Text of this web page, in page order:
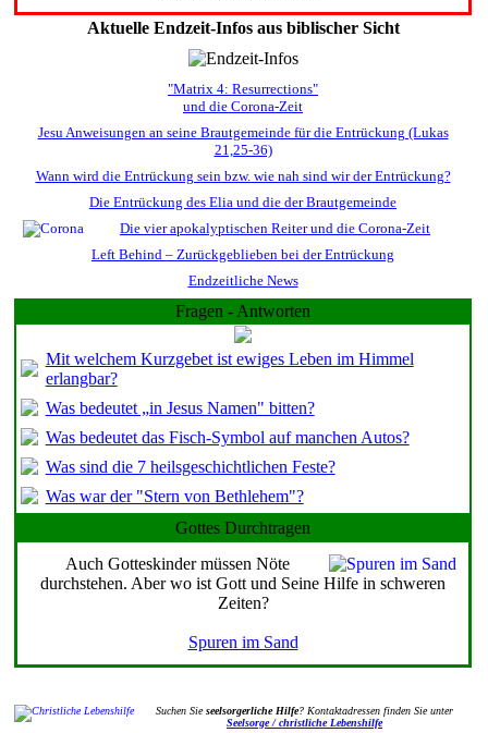
Aktuelle Endzeit-Infos aus biblischer Sicht
"Matrix 4: Resurrections"
und die Corona-Zeit
Jesu Anweisungen an seine Brautgemeinde für die Entrückung (Lukas
21,25-36)
Wann wird die Entrückung sein bzw. wie nah sind wir der Entrückung?
Die Entrückung des Elia und die der Brautgemeinde
Die vier apokalyptischen Reiter und die Corona-Zeit
Left Behind – Zurückgeblieben bei der Entrückung
Endzeitliche News
Fragen - Antworten
Mit welchem Kurzgebet ist ewiges Leben im Himmel
erlangbar?
Was bedeutet „in Jesus Namen" bitten?
Was bedeutet das Fisch-Symbol auf manchen Autos?
Was sind die 7 heilsgeschichtlichen Feste?
Was war der "Stern von Bethlehem"?
Gottes Durchtragen
Auch Gotteskinder müssen Nöte
durchstehen. Aber wo ist Gott und Seine Hilfe in schweren
Zeiten?
Spuren im Sand
Suchen Sieseelsorgerliche Hilfe? Kontaktadressen finden Sie unter
Seelsorge / christliche Lebenshilfe